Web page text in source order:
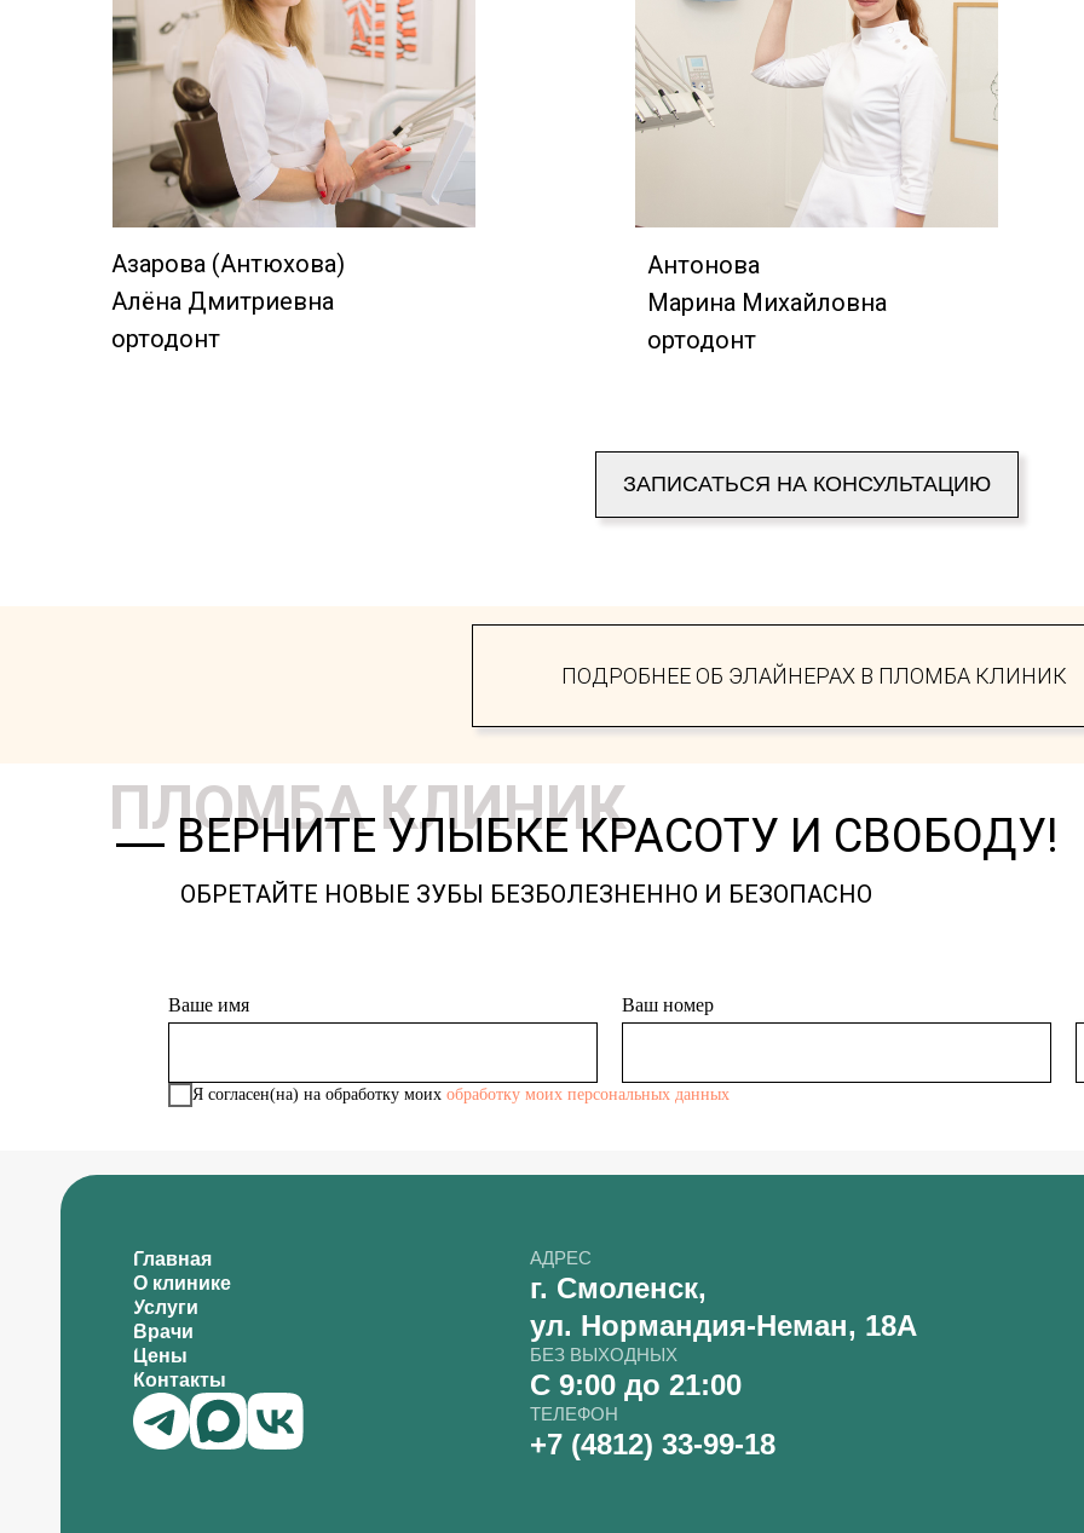
Азарова (Антюхова)
Алёна Дмитриевна
ортодонт
Антонова
Марина Михайловна
ортодонт
ЗАПИСАТЬСЯ НА КОНСУЛЬТАЦИЮ
ПОДРОБНЕЕ ОБ ЭЛАЙНЕРАХ В ПЛОМБА КЛИНИК
Ваше имя Ваш номер
Я согласен(на) на обработку моих обработку моих персональных данных
ПЛОМБА КЛИНИК
ВЕРНИТЕ УЛЫБКЕ КРАСОТУ И СВОБОДУ!
ОБРЕТАЙТЕ НОВЫЕ ЗУБЫ БЕЗБОЛЕЗНЕННО И БЕЗОПАСНО
Главная
О клинике
Услуги
Врачи
Цены
Контакты
АДРЕС
г. Смоленск,
ул. Нормандия-Неман, 18А
БЕЗ ВЫХОДНЫХ
С 9:00 до 21:00
ТЕЛЕФОН
+7 (4812) 33-99-18